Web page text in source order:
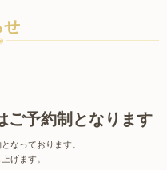
せ
予約制となります
なっております。
げます。